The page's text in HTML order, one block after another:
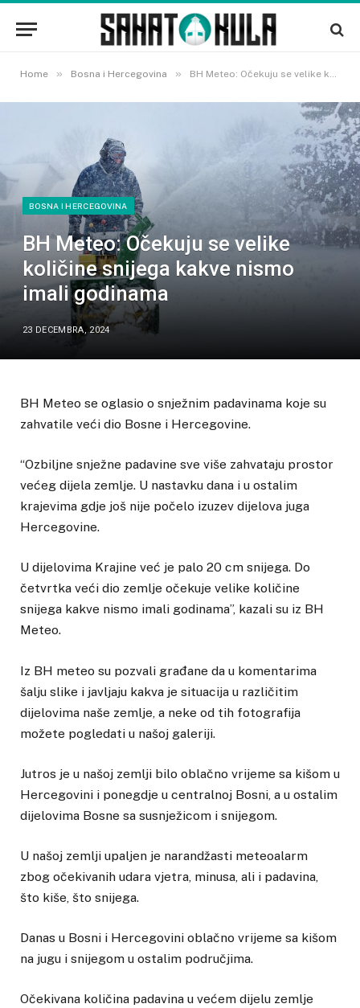
Home » Bosna i Hercegovina » BH Meteo: Očekuju se velike količine snijega kakve nismo imali godinama
BOSNA I HERCEGOVINA
BH Meteo: Očekuju se velike
količine snijega kakve nismo
imali godinama
23 DECEMBRA, 2024
BH Meteo se oglasio o snježnim padavinama koje su
zahvatile veći dio Bosne i Hercegovine.
“Ozbiljne snježne padavine sve više zahvataju prostor
većeg dijela zemlje. U nastavku dana i u ostalim
krajevima gdje još nije počelo izuzev dijelova juga
Hercegovine.
U dijelovima Krajine već je palo 20 cm snijega. Do
četvrtka veći dio zemlje očekuje velike količine
snijega kakve nismo imali godinama”, kazali su iz BH
Meteo.
Iz BH meteo su pozvali građane da u komentarima
šalju slike i javljaju kakva je situacija u različitim
dijelovima naše zemlje, a neke od tih fotografija
možete pogledati u našoj galeriji.
Jutros je u našoj zemlji bilo oblačno vrijeme sa kišom u
Hercegovini i ponegdje u centralnoj Bosni, a u ostalim
dijelovima Bosne sa susnježicom i snijegom.
U našoj zemlji upaljen je narandžasti meteoalarm
zbog očekivanih udara vjetra, minusa, ali i padavina,
što kiše, što snijega.
Danas u Bosni i Hercegovini oblačno vrijeme sa kišom
na jugu i snijegom u ostalim područjima.
Očekivana količina padavina u većem dijelu zemlje